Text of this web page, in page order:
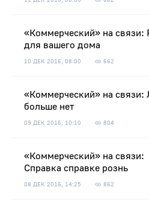
«Коммерческий» на связи:
для вашего дома
10 ДЕК 2016, 08:00 662
«Коммерческий» на связи:
больше нет
09 ДЕК 2016, 10:10 804
«Коммерческий» на связи:
Справка справке рознь
08 ДЕК 2016, 14:25 862